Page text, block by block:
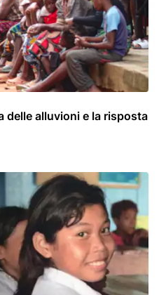
delle alluvioni e la risposta